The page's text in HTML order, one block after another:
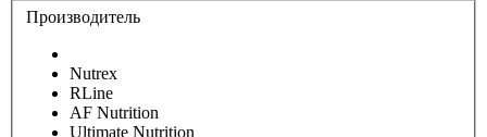
Производитель
Nutrex
RLine
AF Nutrition
Ultimate Nutrition